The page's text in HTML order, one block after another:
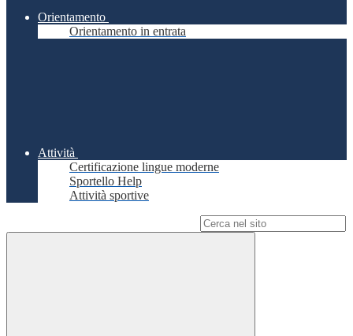
Orientamento
Orientamento in entrata
Attività
Certificazione lingue moderne
Sportello Help
Attività sportive